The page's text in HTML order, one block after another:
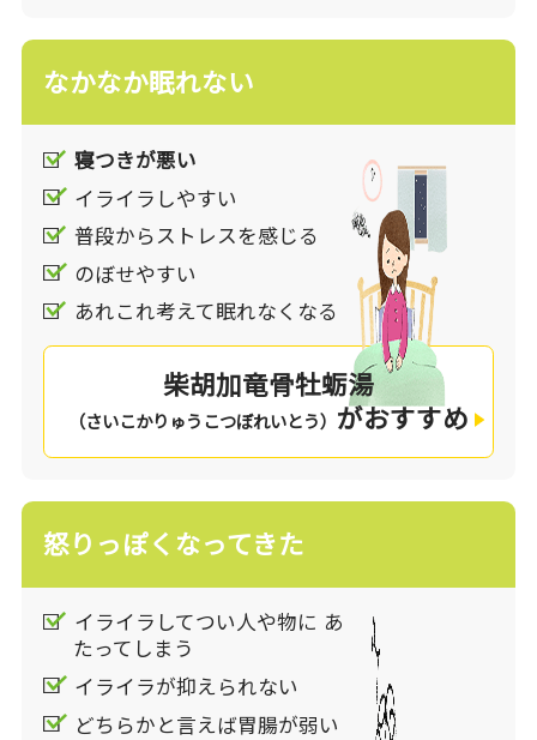
もありますが、まさしくその通りで、このような
自律神経の働きを支えるものも漢方では「気」と
イライラなどの情緒が安定しづらくなり様々な不
定愁訴が現れます。
漢方薬は、ストレスによって乱れた「気」の巡り
を整え、それに伴う身体のバランスの乱れも整え
ることで、「イライラ」「気分の落ち込み」「不
安」「不眠」「のどのつかえ感」などの ”なんと
なく不調”といった状態を改善します。こころだ
けでなく身体の症状にも一緒に働きかけられるた
めストレスと上手く向き合うことを手助けしてく
れます。
んか。よりチェックの多いものや、一番気になる
す。
なかなか眠れない
寝つきが悪い
イライラしやすい
普段からストレスを感じる
のぼせやすい
あれこれ考えて眠れなくなる
柴胡加竜骨牡蛎湯
（さいこかりゅうこつぼれいとう） がおすすめ
怒りっぽくなってきた
イライラしてつい人や物に あ
たってしまう
イライラが抑えられない
どちらかと言えば胃腸が弱い